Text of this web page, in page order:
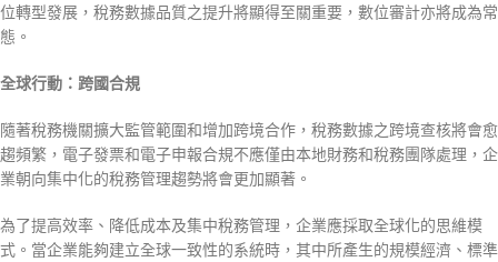
位轉型發展，稅務數據品質之提升將顯得至關重要，數位審計亦將成為常
態。
全球行動：跨國合規
隨著稅務機關擴大監管範圍和增加跨境合作，稅務數據之跨境查核將會愈
趨頻繁，電子發票和電子申報合規不應僅由本地財務和稅務團隊處理，企
業朝向集中化的稅務管理趨勢將會更加顯著。
為了提高效率、降低成本及集中稅務管理，企業應採取全球化的思維模
式。當企業能夠建立全球一致性的系統時，其中所產生的規模經濟、標準